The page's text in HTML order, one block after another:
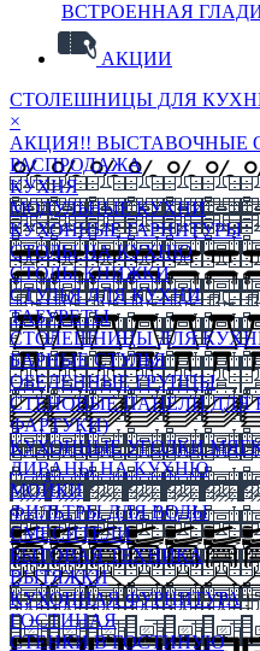
ВСТРОЕННАЯ
АКЦИИ
СТОЛЕШНИЦЫ ДЛЯ
×
АКЦИЯ!! ВЫСТАВОЧНЫЕ
РАСПРОДАЖА
КУХНЯ
МОДУЛЬНЫЕ КУХНИ
КУХОННЫЕ ГАРНИТУРЫ
СТОЛЫ НА КУХНЮ
СТОЛЫ КНИЖКИ
СТУЛЬЯ ДЛЯ КУХНИ
ТАБУРЕТЫ
СТОЛЕШНИЦЫ ДЛЯ
БАРНЫЕ СТУЛЬЯ
ОБЕДЕННЫЕ ГРУППЫ
СТЕНОВЫЕ ПАНЕЛИ ДЛЯ
ФАРТУКИ)
КУХОННЫЕ УГОЛКИ
ДИВАНЫ НА КУХНЮ
МОЙКИ
ФИЛЬТРЫ ДЛЯ ВОДЫ
СМЕСИТЕЛИ
БЫТОВАЯ ТЕХНИКА
ВЫТЯЖКИ
КУХОННАЯ ФУРНИТУРА
ГОСТИНАЯ
СТЕНКИ В ГОСТИНУЮ